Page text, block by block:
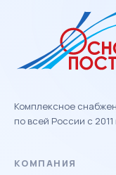
Комплексное
по всей России с 2011
КОМПАНИЯ